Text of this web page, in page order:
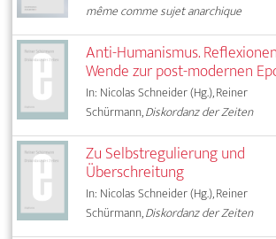
même comme sujet anarchique
Anti-Humanismus.
Wende zur post-modernen
In: Nicolas Schneider (Hg.), Reiner
Schürmann,Diskordanz der Zeiten
Zu Selbstregulierung und
Überschreitung
In: Nicolas Schneider (Hg.), Reiner
Schürmann,Diskordanz der Zeiten